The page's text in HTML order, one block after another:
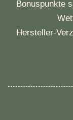
Bonuspunkte
Hersteller-